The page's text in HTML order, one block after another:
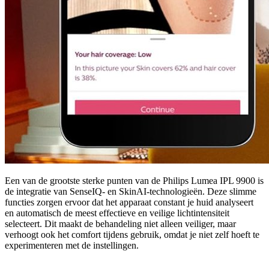
Een van de grootste sterke punten van de Philips Lumea IPL 9900 is
de integratie van SenseIQ- en SkinAI-technologieën. Deze slimme
functies zorgen ervoor dat het apparaat constant je huid analyseert
en automatisch de meest effectieve en veilige lichtintensiteit
selecteert. Dit maakt de behandeling niet alleen veiliger, maar
verhoogt ook het comfort tijdens gebruik, omdat je niet zelf hoeft te
experimenteren met de instellingen.